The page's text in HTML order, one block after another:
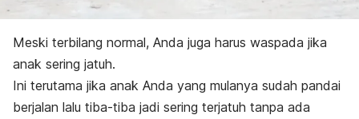
Meski terbilang normal, Anda juga harus waspada jika
anak sering jatuh.
Ini terutama jika anak Anda yang mulanya sudah pandai
berjalan lalu tiba-tiba jadi sering terjatuh tanpa ada